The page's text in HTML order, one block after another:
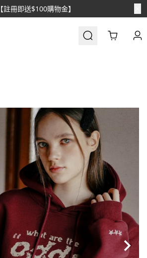
【消費滿$1688免運】
Cart